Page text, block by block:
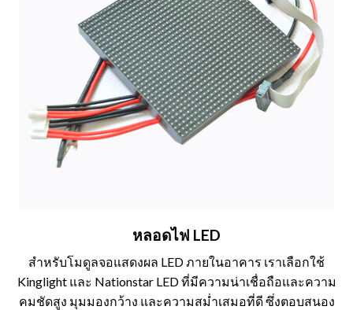
หลอดไฟ LED
สำหรับโมดูลจอแสดงผล LED ภายในอาคาร เราเลือกใช้
Kinglight และ Nationstar LED ที่มีความน่าเชื่อถือและความ
คมชัดสูง มุมมองกว้าง และความสม่ำเสมอที่ดี ซึ่งตอบสนอง